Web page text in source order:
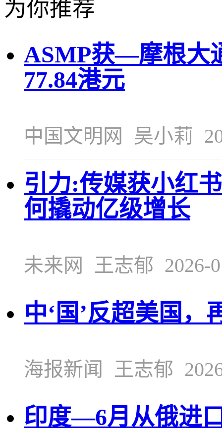
为你推荐
ASMP获—摩根大
77.84港元
中国文明网 吴小莉
引力:传媒获小红
何撬动亿级增长
未来网 王志郁 2026-
中‘国’反超美国
海报新闻 王志郁
印度—6月从俄进